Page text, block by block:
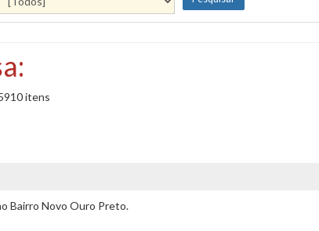
itens
Bairro Novo Ouro Preto.